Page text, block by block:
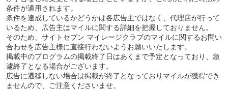
※3年以上の運用履歴があり、かつ全額出金をしていないお客さま
条件が適用されます。
条件を達成しているかどうかは各広告主ではなく、代理店が行って
いるため、広告主はマイルに関する詳細を把握しておりません。
そのため、サイトセブン マイレージクラブのマイルに関するお問い
合わせを広告主様に直接行わないようお願いいたします。
掲載中のプログラムの掲載終了日はあくまで予定となっており、急
遽終了となる場合がございます。
広告に遷移しない場合は掲載が終了となっておりマイルが獲得でき
ませんので、ご注意くださいませ。